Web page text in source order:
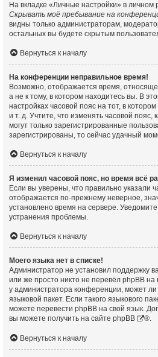
На вкладке «Личные настройки» в
Скрывать моё пребывание на
видны только администраторам,
остальных вы будете скрытым
Вернуться к началу
На конференции неправильное время!
Возможно, отображается время,
а не к тому, в котором находитесь вы. В
настройках часовой пояс на тот, в
и т. д. Учтите, что изменять часовой пояс,
могут только зарегистрированные
зарегистрированы, то сейчас удачный
Вернуться к началу
Я изменил часовой пояс, но время всё
Если вы уверены, что правильно указали
отображается по-прежнему неверное,
установлено время на сервере.
устранения проблемы.
Вернуться к началу
Моего языка нет в списке!
Администратор не установил поддержку
или же просто никто не перевёл phpBB
у администратора конференции, может
языковой пакет. Если такого языкового
можете перевести phpBB на свой язык.
вы можете получить на сайте phpBB ®.
Вернуться к началу